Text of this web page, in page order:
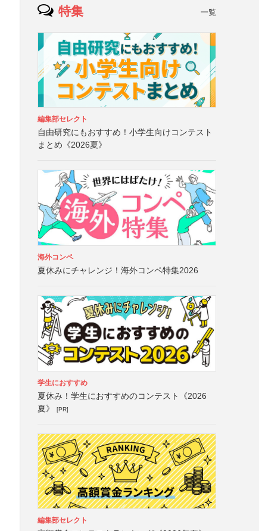
特集 一覧
編集部セレクト
自由研究にもおすすめ！小学生向けコンテスト
まとめ《2026夏》
海外コンペ
夏休みにチャレンジ！海外コンペ特集2026
学生におすすめ
夏休み！学生におすすめのコンテスト《2026
夏》
[PR]
編集部セレクト